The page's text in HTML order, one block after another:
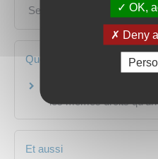
Services en ligne et
Questions ? Réponses !
les mêmes droits
Et aussi
OK,
Deny